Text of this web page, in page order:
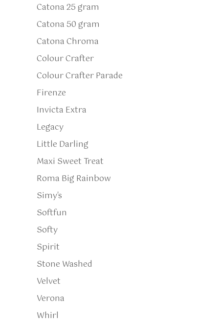
Catona 25 gram
Catona 50 gram
Catona Chroma
Colour Crafter
Colour Crafter Parade
Firenze
Invicta Extra
Legacy
Little Darling
Maxi Sweet Treat
Roma Big Rainbow
Simy's
Softfun
Softy
Spirit
Stone Washed
Velvet
Verona
Whirl